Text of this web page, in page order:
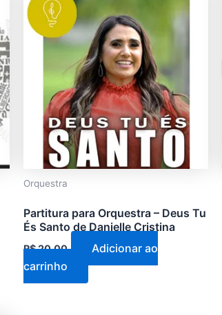
Orquestra
Partitura para Orquestra – Deus Tu
És Santo de Danielle Cristina
R$20,00
Adicionar ao
carrinho